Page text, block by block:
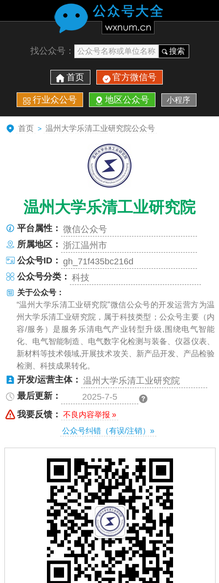
找公众号： 搜索
首页 官方微信号
行业众公号 地区公众号 小程序
首页 > 温州大学乐清工业研究院公众号
温州大学乐清工业研究院
平台属性： 微信公众号
所属地区： 浙江温州市
公众号ID： gh_71f435bc216d
公众号分类： 科技
关于公众号：
“温州大学乐清工业研究院”微信公众号的开发运营方为温
州大学乐清工业研究院，属于科技类型；公众号主要（内
容/服务）是服务乐清电气产业转型升级,围绕电气智能
化、电气智能制造、电气数字化检测与装备、仪器仪表、
新材料等技术领域,开展技术攻关、新产品开发、产品检验
检测、科技成果转化。
开发/运营主体： 温州大学乐清工业研究院
最后更新：
2025-7-5
我要反馈：
不良内容举报 »
公众号纠错（有误/注销）»